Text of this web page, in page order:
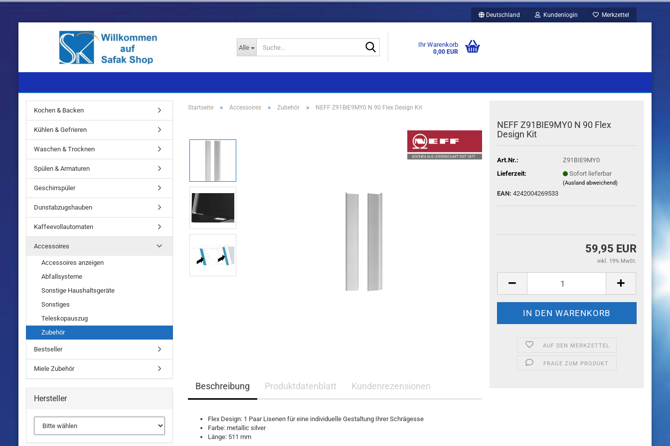
Deutschland Kundenlogin Merkzettel
Alle Ihr Warenkorb
0,00 EUR
Standgeräte
Standgeräte
Einbaugeräte
Standgeräte
Startseite » Accessoires » Zubehör » NEFF Z91BIE9MY0 N 90 Flex Design Kit
NEFF Z91BIE9MY0 N 90 Flex
Design Kit
Art.Nr.:
Z91BIE9MY0
Lieferzeit:
Sofort lieferbar
(Ausland abweichend)
EAN: 4242004269533
59,95 EUR
inkl. 19% MwSt.
AUF DEN MERKZETTEL
FRAGE ZUM PRODUKT
Beschreibung Produktdatenblatt Kundenrezensionen
Flex Design: 1 Paar Lisenen für eine individuelle Gestaltung Ihrer Schrägesse
Farbe: metallic silver
Länge: 511 mm
Kochen & Backen
Kühlen & Gefrieren
Waschen & Trocknen
Spülen & Armaturen
Geschirrspüler
Dunstabzugshauben
Kaffeevollautomaten
Accessoires
Accessoires anzeigen
Abfallsysteme
Sonstige Haushaltsgeräte
Sonstiges
Teleskopauszug
Zubehör
Bestseller
Miele Zubehör
Hersteller